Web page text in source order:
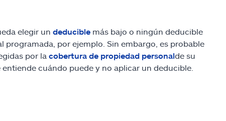
elegir un deduciblemás bajo o ningún deducible
por ejemplo. Sin embargo, es probable
por la cobertura de propiedad personalde su
cuándo puede y no aplicar un deducible.